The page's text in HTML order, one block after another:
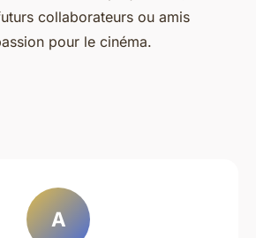
collaborateurs ou amis
pour le cinéma.
A